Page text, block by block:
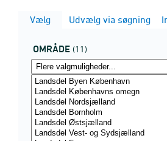
Vælg Udvælg via søgning
OMRÅDE (11)